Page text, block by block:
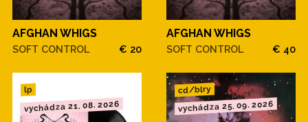
AFGHAN WHIGS
SOFT CONTROL € 20
AFGHAN WHIGS
SOFT CONTROL € 40
lp
vychádza 21. 08. 2026
cd/blry
vychádza 25. 09. 2026